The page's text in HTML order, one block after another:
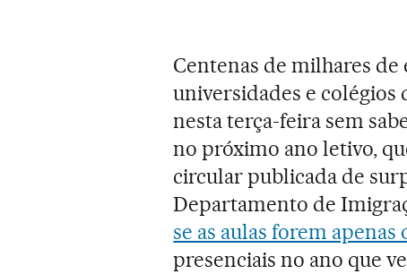
Centenas de milhares
universidades e colégios
nesta terça-feira sem
no próximo ano letivo,
circular publicada de
Departamento de
se as aulas forem apenas
presenciais no ano que